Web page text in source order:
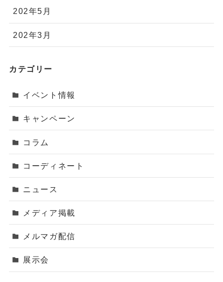
202年5月
202年3月
カテゴリー
イベント情報
キャンペーン
コラム
コーディネート
ニュース
メディア掲載
メルマガ配信
展示会